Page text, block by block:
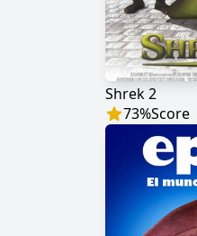
Shrek 2
73%Score